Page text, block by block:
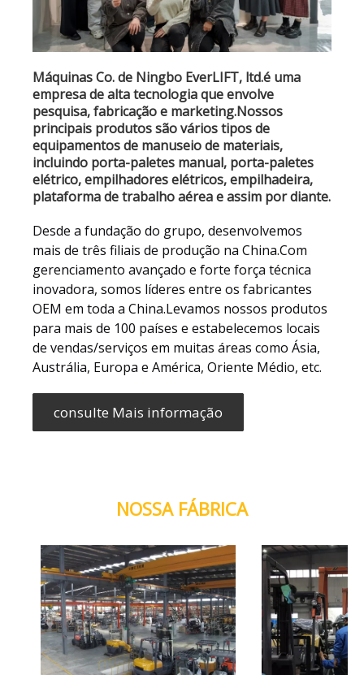
Máquinas Co. de Ningbo EverLIFT, ltd.é uma
empresa de alta tecnologia que envolve
pesquisa, fabricação e marketing.Nossos
principais produtos são vários tipos de
equipamentos de manuseio de materiais,
incluindo porta-paletes manual, porta-paletes
elétrico, empilhadores elétricos, empilhadeira,
plataforma de trabalho aérea e assim por diante.
Desde a fundação do grupo, desenvolvemos
mais de três filiais de produção na China.Com
gerenciamento avançado e forte força técnica
inovadora, somos líderes entre os fabricantes
OEM em toda a China.Levamos nossos produtos
para mais de 100 países e estabelecemos locais
de vendas/serviços em muitas áreas como Ásia,
Austrália, Europa e América, Oriente Médio, etc.
consulte Mais informação
NOSSA FÁBRICA